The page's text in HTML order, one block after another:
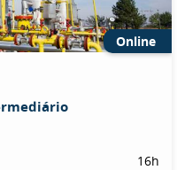
Online
16h